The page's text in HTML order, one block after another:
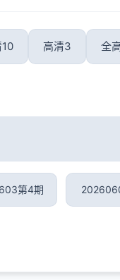
高清3 全
第4期